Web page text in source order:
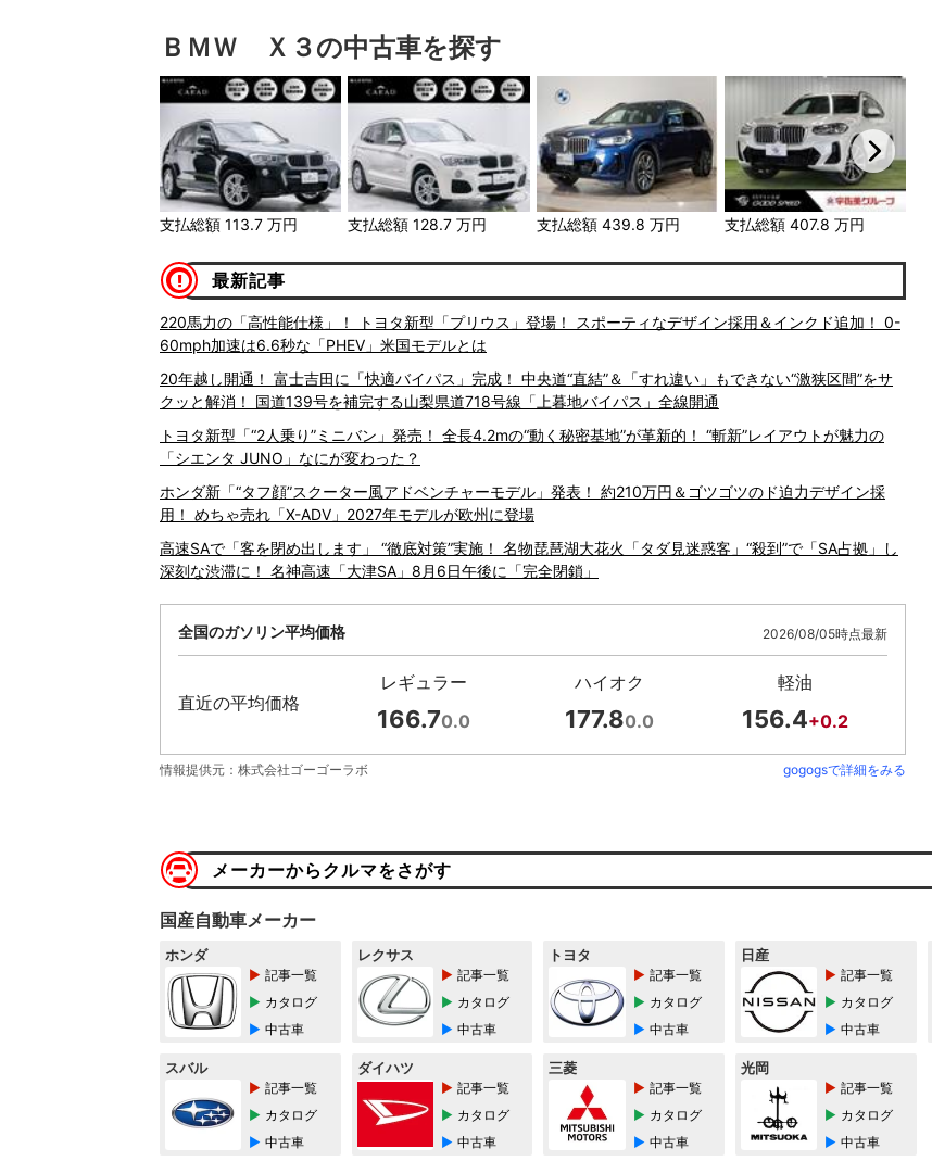
ＢＭＷ Ｘ３の中古車を探す
支払総額 113.7 万円 支払総額 128.7 万円 支払総額 439.8 万円 支払総額 407.8 万円
最新記事
220馬力の「高性能仕様」！ トヨタ新型「プリウス」登場！ スポーティなデザイン採用＆インクド追加！ 0-
60mph加速は6.6秒な「PHEV」米国モデルとは
20年越し開通！ 富士吉田に「快適バイパス」完成！ 中央道“直結”＆「すれ違い」もできない“激狭区間”をサ
クッと解消！ 国道139号を補完する山梨県道718号線「上暮地バイパス」全線開通
トヨタ新型「“2人乗り”ミニバン」発売！ 全長4.2mの“動く秘密基地”が革新的！ “斬新”レイアウトが魅力の
「シエンタ JUNO」なにが変わった？
ホンダ新「“タフ顔”スクーター風アドベンチャーモデル」発表！ 約210万円＆ゴツゴツのド迫力デザイン採
用！ めちゃ売れ「X-ADV」2027年モデルが欧州に登場
高速SAで「客を閉め出します」 “徹底対策”実施！ 名物琵琶湖大花火「タダ見迷惑客」“殺到”で「SA占拠」し
深刻な渋滞に！ 名神高速「大津SA」8月6日午後に「完全閉鎖」
全国のガソリン平均価格 2026/08/05時点最新
直近の平均価格
レギュラー
166.70.0
ハイオク
177.80.0
軽油
156.4+0.2
情報提供元：株式会社ゴーゴーラボ gogogsで詳細をみる
メーカーからクルマをさがす
国産自動車メーカー
ホンダ
記事一覧
カタログ
中古車
レクサス
記事一覧
カタログ
中古車
トヨタ
記事一覧
カタログ
中古車
日産
記事一覧
カタログ
中古車
スバル
記事一覧
カタログ
中古車
ダイハツ
記事一覧
カタログ
中古車
三菱
記事一覧
カタログ
中古車
光岡
記事一覧
カタログ
中古車